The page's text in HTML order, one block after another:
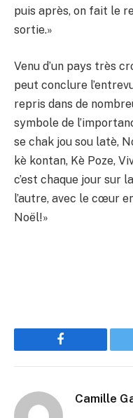
puis après, on fait le
sortie.»
Venu d’un pays très
peut conclure
repris dans de
symbole de
se chak jou sou latè,
kè kontan, Kè Poze,
c’est chaque jour sur
l’autre, avec le cœur
Noël!»
Facebook
Camille